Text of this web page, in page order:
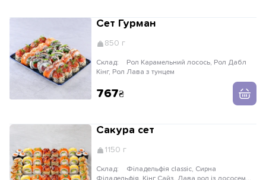
Сет Гурман
850 г
Склад:
Кінг, Рол Лава з тунцем
767
Сакура сет
1150 г
Склад: